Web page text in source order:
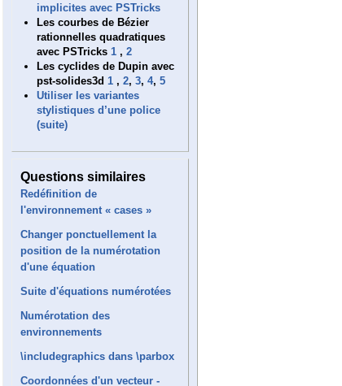
implicites avec PSTricks
Les courbes de Bézier
rationnelles quadratiques
avec PSTricks 1 , 2
Les cyclides de Dupin avec
pst-solides3d 1 , 2, 3, 4, 5
Utiliser les variantes
stylistiques d’une police
(suite)
Questions similaires
Redéfinition de
l'environnement « cases »
Changer ponctuellement la
position de la numérotation
d'une équation
Suite d'équations numérotées
Numérotation des
environnements
\includegraphics dans \parbox
Coordonnées d'un vecteur -